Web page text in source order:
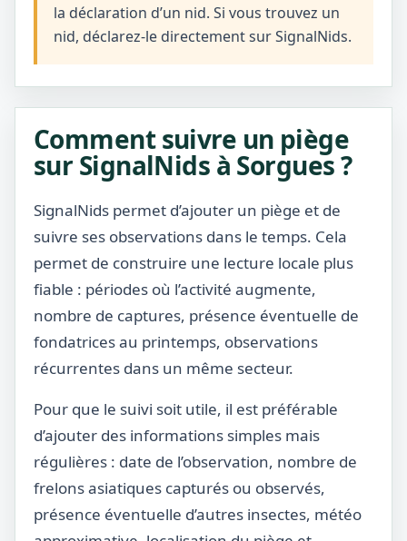
la déclaration d’un nid. Si vous trouvez un
nid, déclarez-le directement sur SignalNids.
Comment suivre un piège
sur SignalNids à Sorgues ?
SignalNids permet d’ajouter un piège et de
suivre ses observations dans le temps. Cela
permet de construire une lecture locale plus
fiable : périodes où l’activité augmente,
nombre de captures, présence éventuelle de
fondatrices au printemps, observations
récurrentes dans un même secteur.
Pour que le suivi soit utile, il est préférable
d’ajouter des informations simples mais
régulières : date de l’observation, nombre de
frelons asiatiques capturés ou observés,
présence éventuelle d’autres insectes, météo